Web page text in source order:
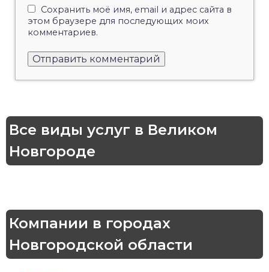
Сохранить моё имя, email и адрес сайта в
этом браузере для последующих моих
комментариев.
Все виды услуг в Великом
Новгороде
Компании в городах
Новгородской области